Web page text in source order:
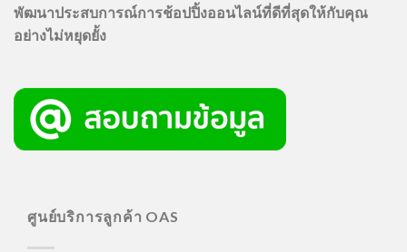
พัฒนาประสบการณ์การช้อปปิ้งออนไลน์ที่ดีที่สุดให้กับคุณ
อย่างไม่หยุดยั้ง
ศูนย์บริการลูกค้า OAS